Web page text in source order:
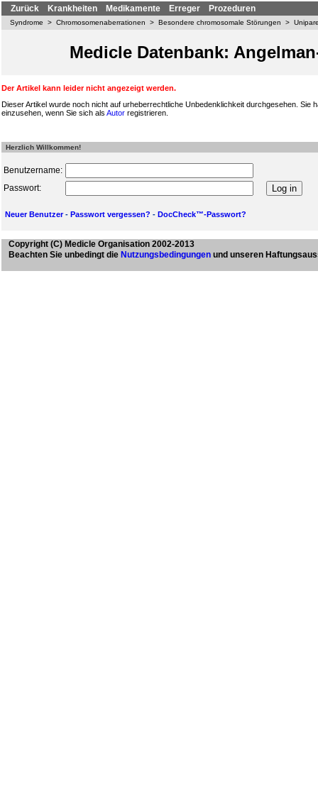
Zurück Krankheiten Medikamente Erreger Prozeduren
Syndrome > Chromosomenaberrationen > Besondere chromosomale Störungen >
Medicle Datenbank:
Der Artikel kann leider nicht angezeigt werden.
Dieser Artikel wurde noch nicht auf urheberrechtliche Unbedenklichkeit durchgesehen. Sie
einzusehen, wenn Sie sich als Autor registrieren.
Herzlich Willkommen!
Benutzername:
Passwort:
Neuer Benutzer- Passwort vergessen? - DocCheck™-Passwort?
Copyright (C) Medicle Organisation 2002-2013
Beachten Sie unbedingt die Nutzungsbedingungen und unseren